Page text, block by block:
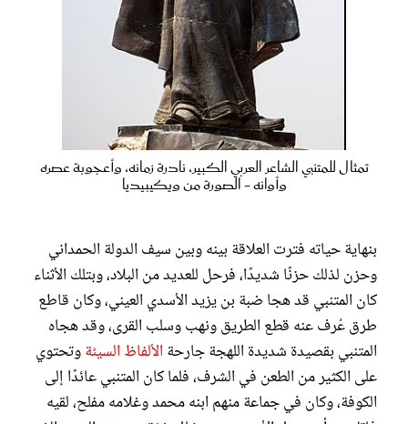
تمثال للمتنبي الشاعر العربي الكبير، نادرة زمانه، وأعجوبة عصره
وأوانه - الصورة من ويكيبيديا
بنهاية حياته فترت العلاقة بينه وبين سيف الدولة الحمداني
وحزن لذلك حزنًا شديدًا، فرحل للعديد من البلاد، وبتلك الأثناء
كان المتنبي قد هجا ضبة بن يزيد الأسدي العيني، وكان قاطع
طرق عُرف عنه قطع الطريق ونهب وسلب القرى، وقد هجاه
المتنبي بقصيدة شديدة اللهجة جارحة الألفاظ السيئةوتحتوي
على الكثير من الطعن في الشرف، فلما كان المتنبي عائدًا إلى
الكوفة، وكان في جماعة منهم ابنه محمد وغلامه مفلح، لقيه